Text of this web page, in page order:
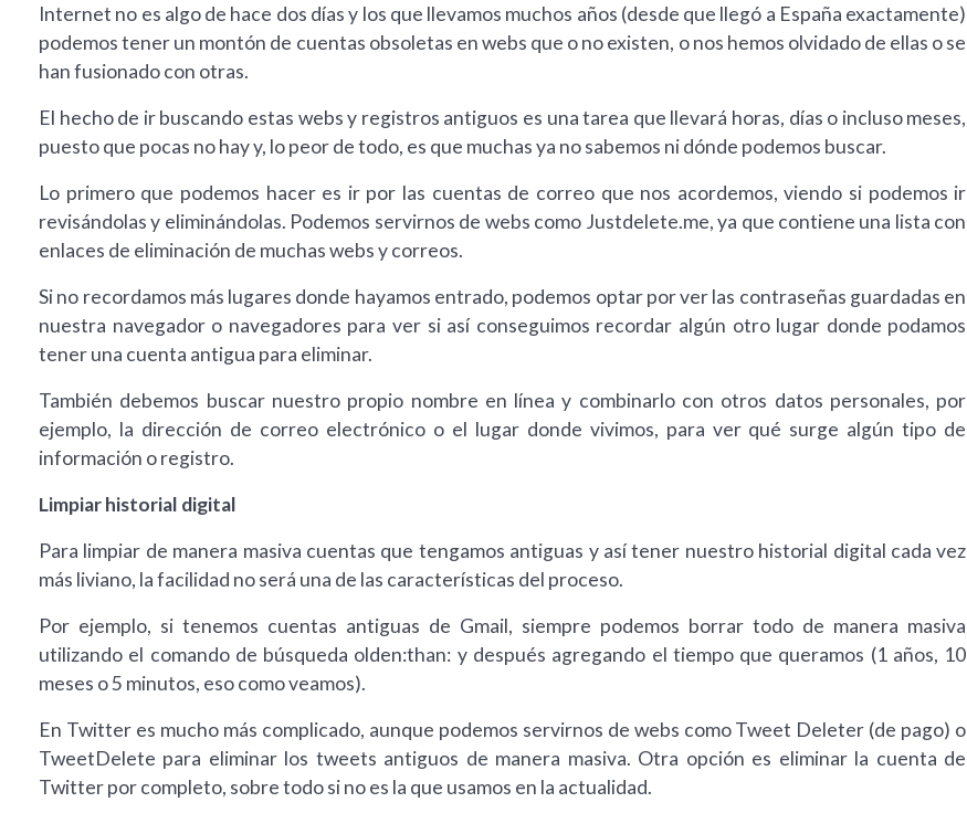
Internet no es algo de hace dos días y los que llevamos muchos años (desde que llegó a España exactamente)
podemos tener un montón de cuentas obsoletas en webs que o no existen, o nos hemos olvidado de ellas o se
han fusionado con otras.
El hecho de ir buscando estas webs y registros antiguos es una tarea que llevará horas, días o incluso meses,
puesto que pocas no hay y, lo peor de todo, es que muchas ya no sabemos ni dónde podemos buscar.
Lo primero que podemos hacer es ir por las cuentas de correo que nos acordemos, viendo si podemos ir
revisándolas y eliminándolas. Podemos servirnos de webs como Justdelete.me, ya que contiene una lista con
enlaces de eliminación de muchas webs y correos.
Si no recordamos más lugares donde hayamos entrado, podemos optar por ver las contraseñas guardadas en
nuestra navegador o navegadores para ver si así conseguimos recordar algún otro lugar donde podamos
tener una cuenta antigua para eliminar.
También debemos buscar nuestro propio nombre en línea y combinarlo con otros datos personales, por
ejemplo, la dirección de correo electrónico o el lugar donde vivimos, para ver qué surge algún tipo de
información o registro.
Limpiar historial digital
Para limpiar de manera masiva cuentas que tengamos antiguas y así tener nuestro historial digital cada vez
más liviano, la facilidad no será una de las características del proceso.
Por ejemplo, si tenemos cuentas antiguas de Gmail, siempre podemos borrar todo de manera masiva
utilizando el comando de búsqueda olden:than: y después agregando el tiempo que queramos (1 años, 10
meses o 5 minutos, eso como veamos).
En Twitter es mucho más complicado, aunque podemos servirnos de webs como Tweet Deleter (de pago) o
TweetDelete para eliminar los tweets antiguos de manera masiva. Otra opción es eliminar la cuenta de
Twitter por completo, sobre todo si no es la que usamos en la actualidad.